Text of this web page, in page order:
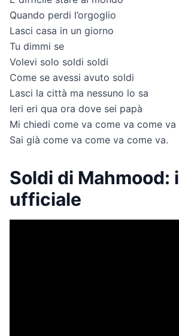
Quando perdi l’orgoglio
Lasci casa in un giorno
Tu dimmi se
Volevi solo soldi soldi
Come se avessi avuto soldi
Lasci la città ma nessuno lo sa
Ieri eri qua ora dove sei papà
Mi chiedi come va come va come va
Sai già come va come va come va.
Soldi di Mahmood:
ufficiale